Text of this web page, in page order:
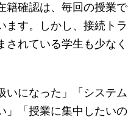
籍確認は、毎回の授業で
ます。しかし、接続トラ
されている学生も少なく
いになった」「システム
」「授業に集中したいの